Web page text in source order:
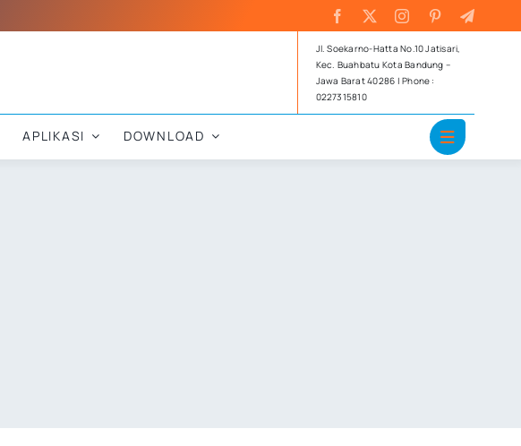
Jl. Soekarno-Hatta No.10 Jatisari,
Kec. Buahbatu Kota Bandung –
Jawa Barat 40286 | Phone :
0227315810
APLIKASI DOWNLOAD